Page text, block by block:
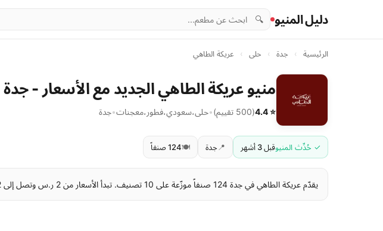
دليل المنيو 🔍
الرئيسية › جدة › حلى › عريكة الطاهي
منيو عريكة الطاهي الجديد مع الأسعار - جدة
⭐ 4.4 (500 تقييم) •حلى،سعودي،فطور ،معجنات•جدة
✓ حُدِّث المنيوقبل 3 أشهر 📍 جدة 🍽️124 صنفاً
يقدّم عريكة الطاهي في جدة 124 صنفاً موزّعة على 10 تصنيف. تبدأ الأسعار من 2 ر.س وتصل إلى 32 ر.س . آخر تحديث للمنيو: قبل 3 أشهر.